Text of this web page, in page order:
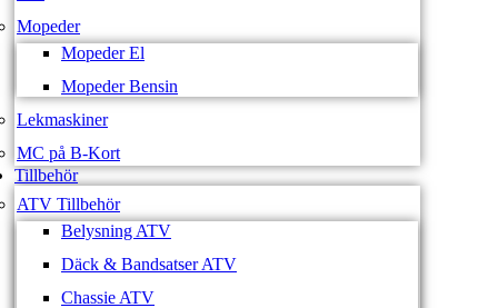
Mopeder
Mopeder El
Mopeder Bensin
Lekmaskiner
MC på B-Kort
Tillbehör
ATV Tillbehör
Belysning ATV
Däck & Bandsatser ATV
Chassie ATV